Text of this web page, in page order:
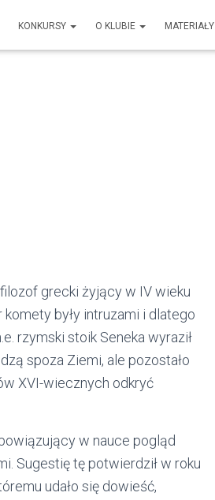
KONKURSY O KLUBIE MATERIAŁY
grecki żyjący w IV wieku
były intruzami i dlatego
rzymski stoik Seneka wyraził
spoza Ziemi, ale pozostało
XVI-wiecznych odkryć
w nauce pogląd
Sugestię tę potwierdził w roku
udało się dowieść,